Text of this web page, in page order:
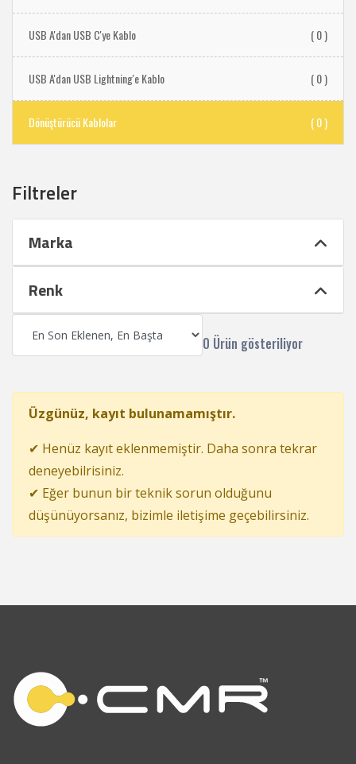
USB A'dan USB C'ye Kablo ( 0 )
USB A'dan USB Lightning'e Kablo ( 0 )
Dönüştürücü Kablolar ( 0 )
Filtreler
Marka
Renk
0 Ürün gösteriliyor
Üzgünüz, kayıt bulunamamıştır.
✔ Henüz kayıt eklenmemiştir. Daha sonra tekrar
deneyebilrisiniz.
✔ Eğer bunun bir teknik sorun olduğunu
düşünüyorsanız, bizimle iletişime geçebilirsiniz.